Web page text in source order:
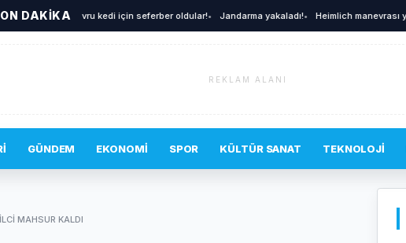
DAKİKA
• Yavru kedi için seferber oldular!• Jandarma yakaladı!• Heimlich manevrası yine
REKLAM ALANI
GÜNDEM EKONOMI SPOR KÜLTÜR SANAT TEKNOLOJI
MAHSUR KALDI